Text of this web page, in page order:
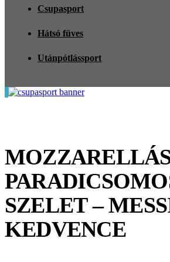
Csupasport
Hátsó füves
Utánpótlássport
SZELET –
KEDVENCE